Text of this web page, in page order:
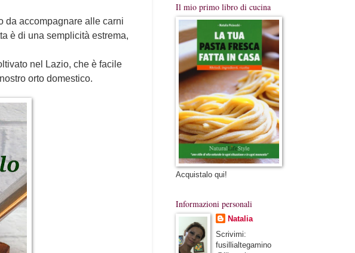
da accompagnare alle carni
è di una semplicità estrema,
nel Lazio, che è facile
orto domestico.
Il mio primo libro di cucina
Acquistalo qui!
Informazioni personali
Natalia
Scrivimi:
fusillialtegamino